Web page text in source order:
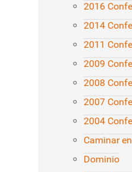
2016
2014
2011
2009
2008
2007
2004
Caminar
Dominio